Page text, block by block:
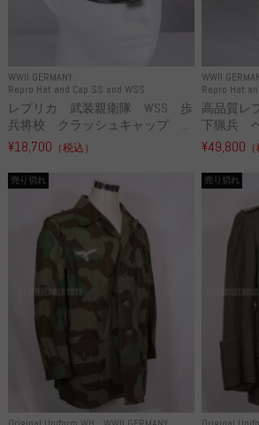
WWII GERMANY
Repro Hat and Cap SS and WSS
レプリカ 武装親衛隊 WSS 歩
兵将校 クラッシュキャップ ...
¥18,700 （税込）
WWII
Repro Hat
高品質
下猟兵
¥49,800
売り切れ 売り切れ